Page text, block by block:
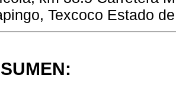
Texcoco Estado